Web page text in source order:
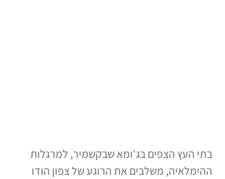
בתי העץ הצפים בג'ומא שבקשמיר, למרגלות
ההימלאיה, משלבים את הרוגע של צפון הודו